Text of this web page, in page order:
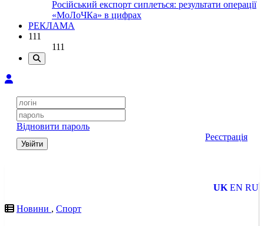
Російський експорт сиплеться: результати операції
«МоЛоЧКа» в цифрах
РЕКЛАМА
111
111
Відновити пароль
Увійти
Реєстрація
UK EN RU
Новини , Спорт